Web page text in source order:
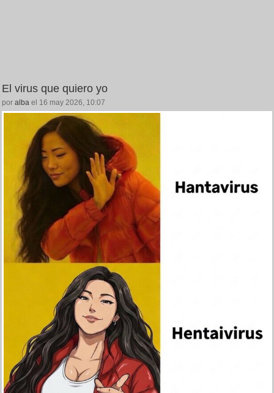
El virus que quiero yo
por alba el 16 may 2026, 10:07